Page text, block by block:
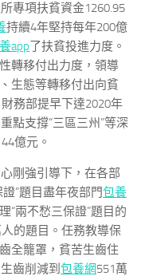
專項扶貧資金1260.95
持續4年堅持每年200億
app了扶貧投進力度。
轉移付出力度，領導
生態等轉移付出向貧
務部提早下達2020年
點支撐“三區三州”等深
億元。
剛強引導下，在各部
”題目盡年夜部門包養
“兩不愁三保證”題目的
的題目。任務教導保
全籠罩，貧苦生齒住
齒削減到 包養網551萬